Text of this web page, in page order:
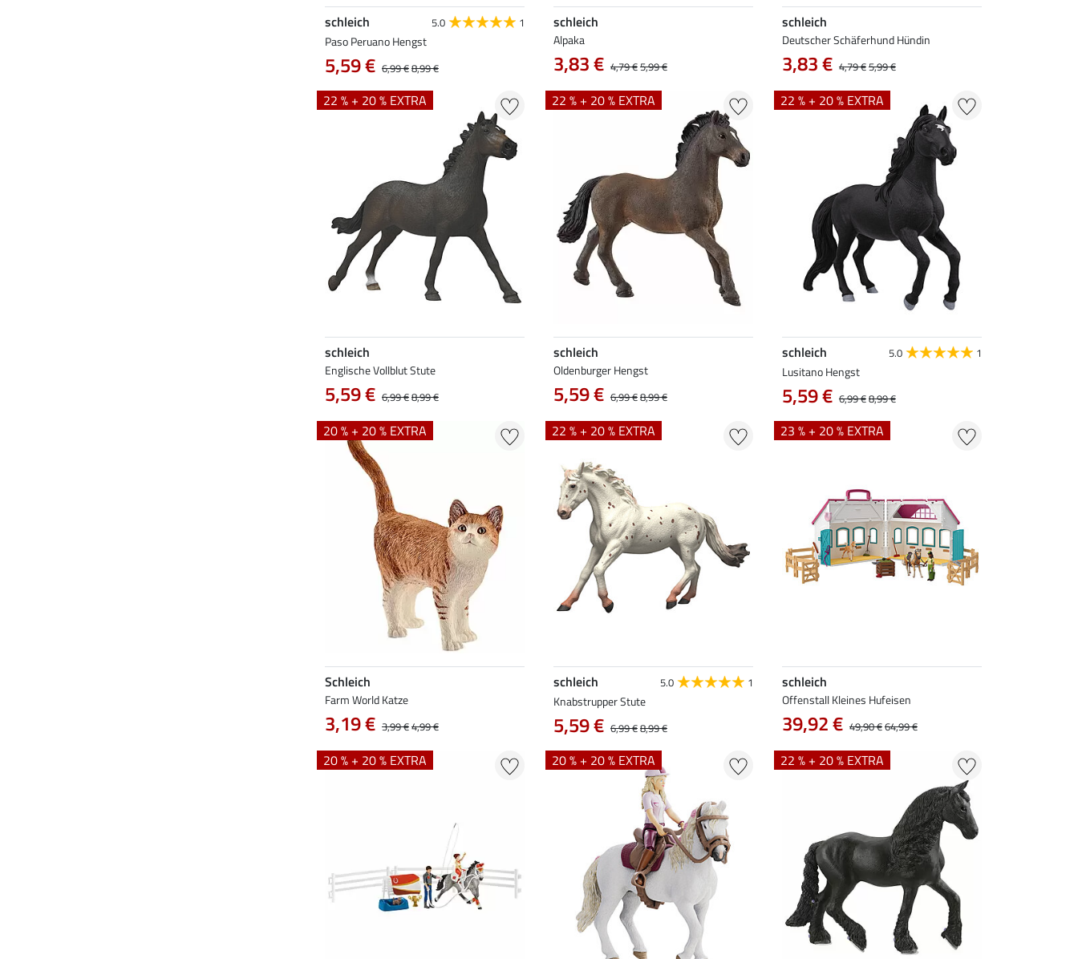
schleich 5.0 1
Paso Peruano Hengst
5,59 € 6,99 €8,99 €
schleich
Alpaka
3,83 € 4,79 €5,99 €
schleich
Deutscher Schäferhund Hündin
3,83 € 4,79 €5,99 €
22 % + 20 % EXTRA
schleich
Englische Vollblut Stute
5,59 € 6,99 €8,99 €
22 % + 20 % EXTRA
schleich
Oldenburger Hengst
5,59 € 6,99 €8,99 €
22 % + 20 % EXTRA
schleich 5.0 1
Lusitano Hengst
5,59 € 6,99 €8,99 €
20 % + 20 % EXTRA
Schleich
Farm World Katze
3,19 € 3,99 €4,99 €
22 % + 20 % EXTRA
schleich 5.0 1
Knabstrupper Stute
5,59 € 6,99 €8,99 €
23 % + 20 % EXTRA
schleich
Offenstall Kleines Hufeisen
39,92 € 49,90 €64,99 €
20 % + 20 % EXTRA 20 % + 20 % EXTRA 22 % + 20 % EXTRA